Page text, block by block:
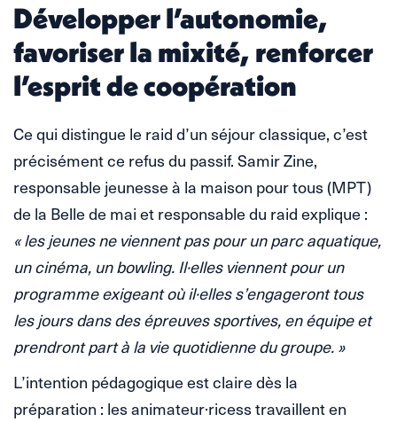
Développer l’autonomie,
favoriser la mixité, renforcer
l’esprit de coopération
Ce qui distingue le raid d’un séjour classique, c’est
précisément ce refus du passif. Samir Zine,
responsable jeunesse à la maison pour tous (MPT)
de la Belle de mai et responsable du raid explique :
« les jeunes ne viennent pas pour un parc aquatique,
un cinéma, un bowling. Il·elles viennent pour un
programme exigeant où il·elles s’engageront tous
les jours dans des épreuves sportives, en équipe et
prendront part à la vie quotidienne du groupe. »
L’intention pédagogique est claire dès la
préparation : les animateur·ricess travaillent en